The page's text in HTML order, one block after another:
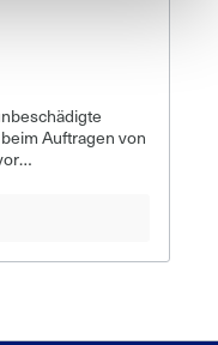
Auftragen von
hohe